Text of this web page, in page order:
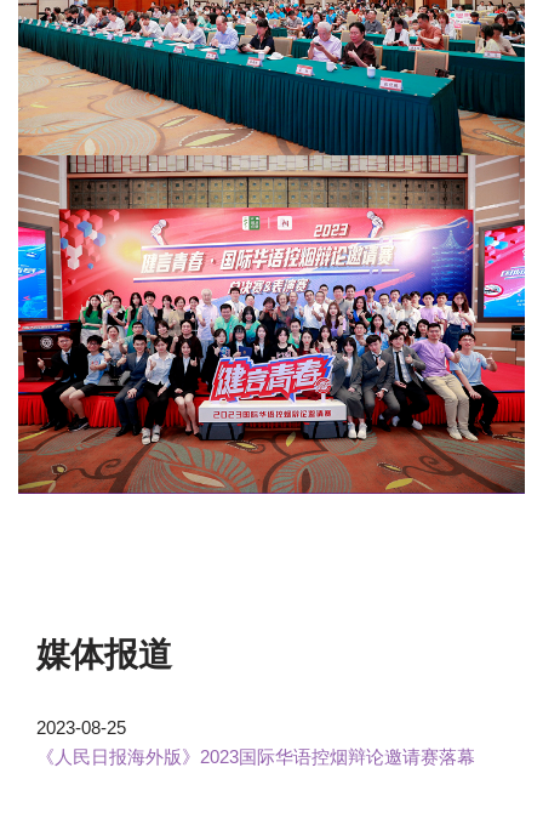
媒体报道
2023-08-25
《人民日报海外版》2023国际华语控烟辩论邀请赛落幕